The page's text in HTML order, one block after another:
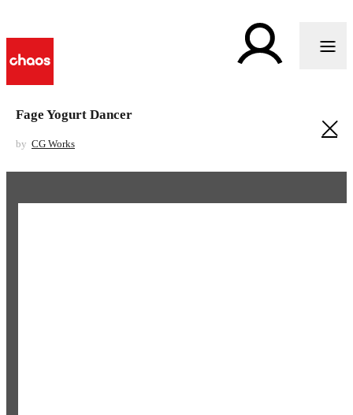
Fage Yogurt Dancer
by CG Works